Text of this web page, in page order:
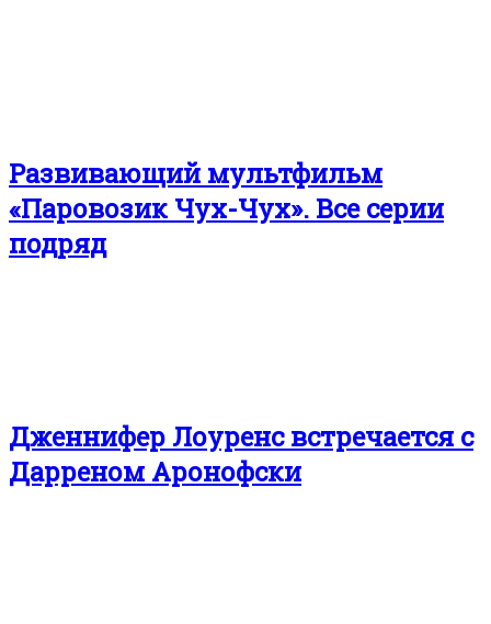
Развивающий мультфильм
«Паровозик Чух-Чух». Все серии
подряд
Дженнифер Лоуренс встречается с
Дарреном Аронофски